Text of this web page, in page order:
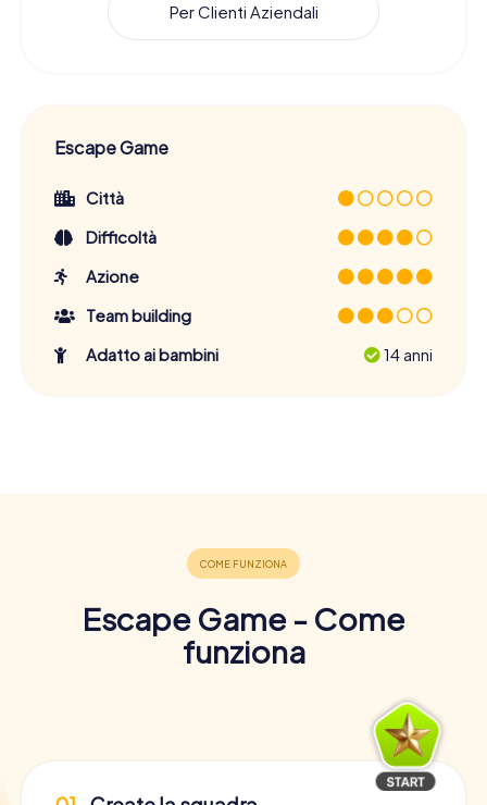
Per Clienti Aziendali
Escape Game
Città
Difficoltà
Azione
Team building
Adatto ai bambini
14 anni
Escape Game - Come
funziona